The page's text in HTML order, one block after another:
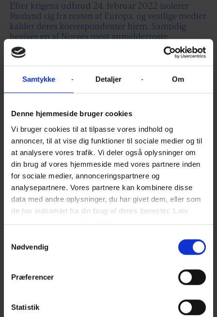
Samtykke Detaljer Om
Denne hjemmeside bruger cookies
Vi bruger cookies til at tilpasse vores indhold og
annoncer, til at vise dig funktioner til sociale medier og til
at analysere vores trafik. Vi deler også oplysninger om
din brug af vores hjemmeside med vores partnere inden
for sociale medier, annonceringspartnere og
analysepartnere. Vores partnere kan kombinere disse
data med andre oplysninger, du har givet dem, eller som
de har indsamlet fra din brug af deres tjenester. Læs
mere om vores cookiepolitik
Nødvendig
Præferencer
Statistik
Efter krigens udbrud 24. februar 2022 isolerer
Rusland sig fra resten af Europa, og vestlige medier
kalder deres korrespondenter hjem. Samtidig
begiver en af Norges mest anmelderroste
forfattere, Åsne Seirstad, sig ud på en rejsei det
enorme land. Fra landdistrikterne i Sibirien, hvor
Vladimir Putin rekrutterer nye soldater, til
storbyerne, hvor folk gør hvad de kan, for at krigen
et mislykket attentat og lærer de forfulgte og
chikanerede regime-kritikere at kende. Med en
baggrund som Ruslands-korrespondent kradser
russisktalende Seirstads beretninger i landets
overflade, når hun får russerne selv til at fortælle
deres historie.
Ingenting bliver som før
"Du er den yngste, du lægger dig inderst," hvisker
den 20-årige som hjalp ham. Den dengang 16-årige
fjeldsprække på Utøya fra den højreekstreme
terrorist Anders Behring Breivik. Manden skød og
ungdomsorganisation AUF med tilknytning til
Arbeiderpartiet, som var på lejrtur på øen. Skjervø
- væk fra skud og rædsel.